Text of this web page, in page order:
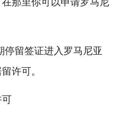
留签证进入罗马尼亚
许可。